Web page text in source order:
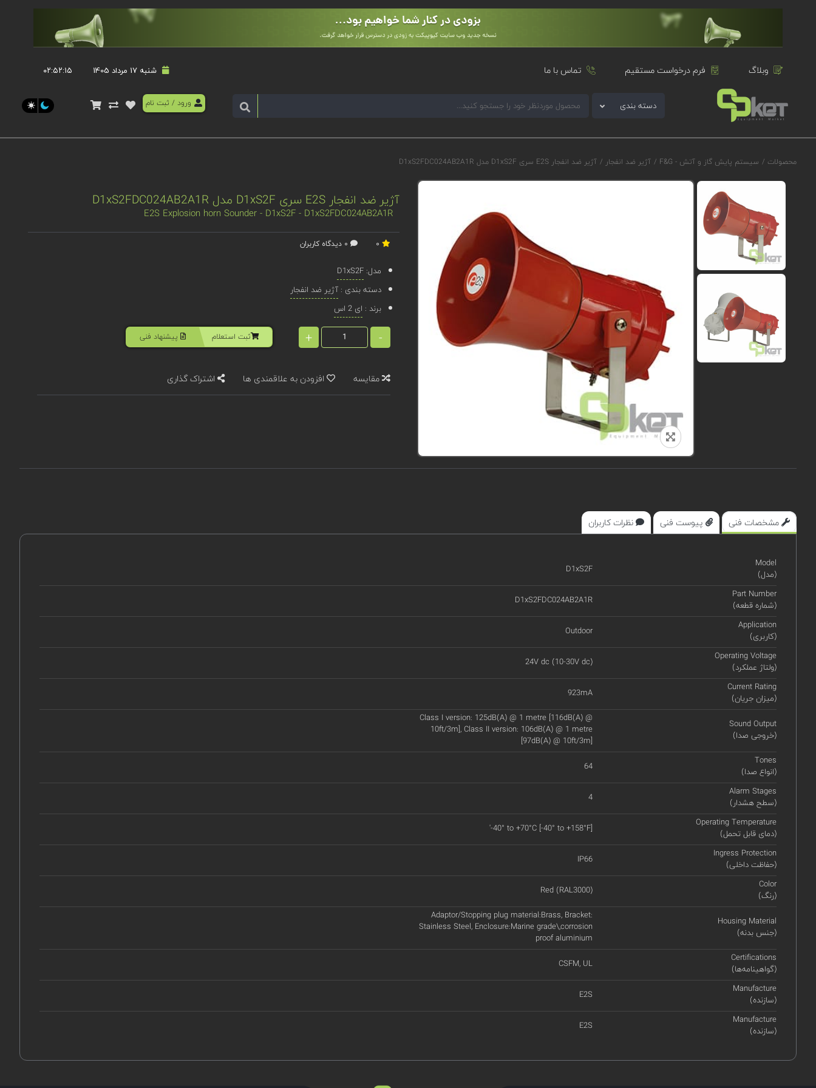
وبلاگ فرم درخواست مستقیم تماس با ما شنبه 17 مرداد 1405 ۰۲:۵۲:۱۶
دسته بندی ورود / ثبت نام
محصولات / سیستم پایش گاز و آتش - F&G / آژیر ضد انفجار / آژیر ضد انفجار E2S سری D1xS2F مدل D1xS2FDC024AB2A1R
آژیر ضد انفجار E2S سری D1xS2F مدل D1xS2FDC024AB2A1R
E2S Explosion horn Sounder - D1xS2F - D1xS2FDC024AB2A1R
مدل: D1xS2F
دسته بندی : آژیر ضد انفجار
برند : ای 2 اس
-
+ ثبت استعلام پیشنهاد فنی
مقایسه افزودن به علاقمندی ها اشتراک گذاری
مشخصات فنی پیوست فنی نظرات کاربران
Model
(مدل)
D1xS2F
Part Number
(شماره قطعه)
D1xS2FDC024AB2A1R
Application
(کاربری)
Outdoor
Operating Voltage
(ولتاژ عملکرد)
24V dc (10-30V dc)
Current Rating
(میزان جریان)
923mA
Sound Output
(خروجی صدا)
Class I version: 125dB(A) @ 1 metre [116dB(A) @
10ft/3m], Class II version: 106dB(A) @ 1 metre
[97dB(A) @ 10ft/3m]
Tones
(انواع صدا)
64
Alarm Stages
(سطح هشدار)
4
Operating Temperature
(دمای قابل تحمل)
'-40° to +70°C [-40° to +158°F]
Ingress Protection
(حفاظت داخلی)
IP66
Color
(رنگ)
Red (RAL3000)
Housing Material
(جنس بدنه)
Adaptor/Stopping plug material:Brass, Bracket:
Stainless Steel, Enclosure:Marine grade\,corrosion
proof aluminium
Certifications
(گواهینامه‌ها)
CSFM, UL
Manufacture
(سازنده)
E2S
Manufacture
(سازنده)
E2S